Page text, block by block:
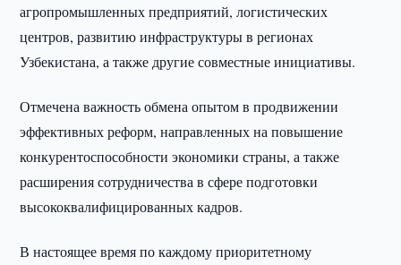
агропромышленных предприятий, логистических
центров, развитию инфраструктуры в регионах
Узбекистана, а также другие совместные инициативы.
Отмечена важность обмена опытом в продвижении
эффективных реформ, направленных на повышение
конкурентоспособности экономики страны, а также
расширения сотрудничества в сфере подготовки
высококвалифицированных кадров.
В настоящее время по каждому приоритетному